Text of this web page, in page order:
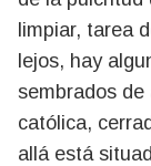
limpiar, tarea
lejos, hay
sembrados
católica,
allá está